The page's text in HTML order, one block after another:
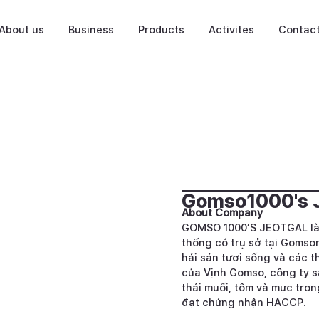
us Business Products Activites
Gomso1000's
About Company
GOMSO 1000’S
thống có trụ sở tại
hải sản tươi sống và các
của Vịnh Gomso, công ty
thái muối, tôm và mực
đạt chứng nhận HACCP.